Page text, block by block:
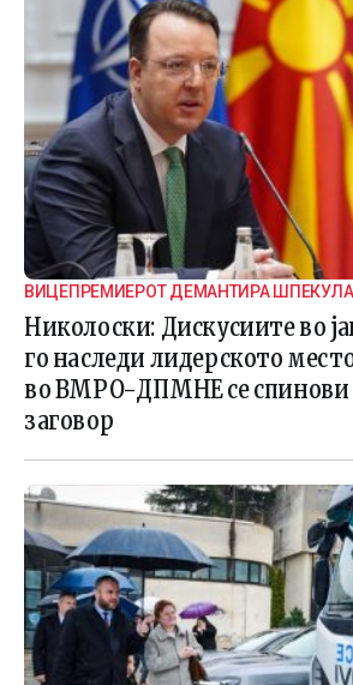
ВИЦЕПРЕМИЕРОТ ДЕМАНТИРА
ВНАТРЕПАРТИСКИ ПОДЕЛБИ
Николоски: Дискусиите во
го наследи лидерското
во ВМРО-ДПМНЕ се спинови
заговор